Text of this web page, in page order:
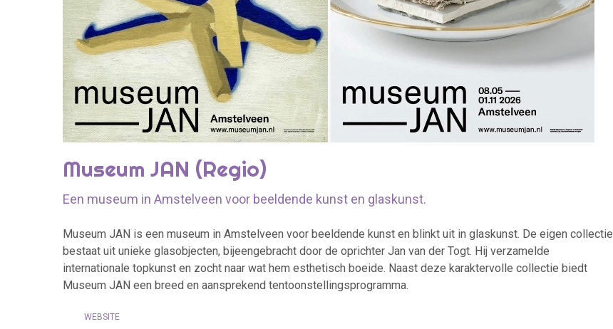
Museum JAN (Regio)
Een museum in Amstelveen voor beeldende kunst en glaskunst.
Museum JAN is een museum in Amstelveen voor beeldende kunst en blinkt uit in glaskunst. De eigen collectie
bestaat uit unieke glasobjecten, bijeengebracht door de oprichter Jan van der Togt. Hij verzamelde
internationale topkunst en zocht naar wat hem esthetisch boeide. Naast deze karaktervolle collectie biedt
Museum JAN een breed en aansprekend tentoonstellingsprogramma.
WEBSITE